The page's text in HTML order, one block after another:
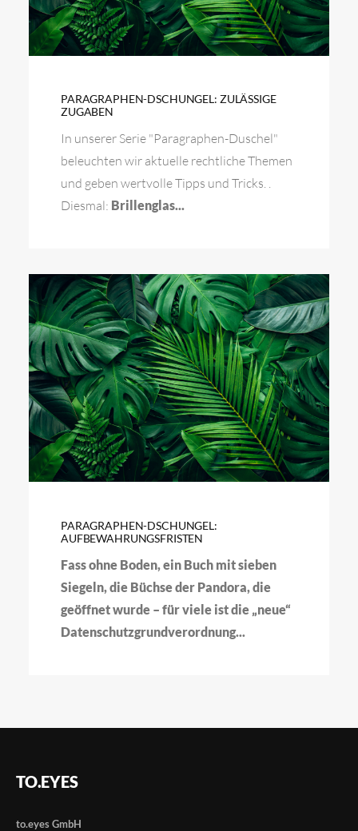
PARAGRAPHEN-DSCHUNGEL: ZULÄSSIGE
ZUGABEN
In unserer Serie "Paragraphen-Duschel"
beleuchten wir aktuelle rechtliche Themen
und geben wertvolle Tipps und Tricks. .
Diesmal: Brillenglas...
PARAGRAPHEN-DSCHUNGEL:
AUFBEWAHRUNGSFRISTEN
Fass ohne Boden, ein Buch mit sieben
Siegeln, die Büchse der Pandora, die
geöffnet wurde – für viele ist die „neue“
Datenschutzgrundverordnung...
TO.EYES
to.eyes GmbH